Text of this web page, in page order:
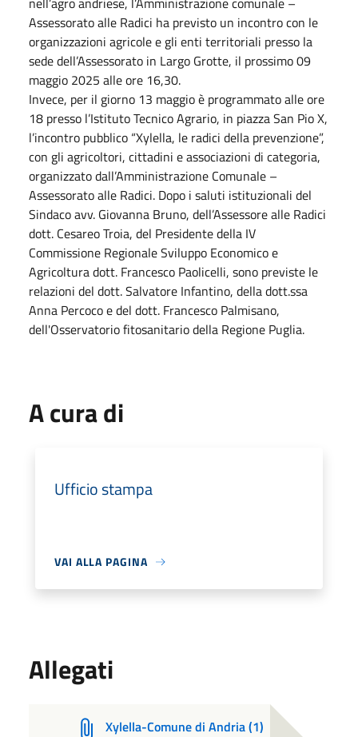
Assessorato alle Radici ha previsto un incontro con le
organizzazioni agricole e gli enti territoriali presso la
sede dell’Assessorato in Largo Grotte, il prossimo 09
maggio 2025 alle ore 16,30.
Invece, per il giorno 13 maggio è programmato alle ore
18 presso l’Istituto Tecnico Agrario, in piazza San Pio X,
l’incontro pubblico “Xylella, le radici della prevenzione”,
con gli agricoltori, cittadini e associazioni di categoria,
organizzato dall’Amministrazione Comunale –
Assessorato alle Radici. Dopo i saluti istituzionali del
Sindaco avv. Giovanna Bruno, dell’Assessore alle Radici
dott. Cesareo Troia, del Presidente della IV
Commissione Regionale Sviluppo Economico e
Agricoltura dott. Francesco Paolicelli, sono previste le
relazioni del dott. Salvatore Infantino, della dott.ssa
Anna Percoco e del dott. Francesco Palmisano,
dell'Osservatorio fitosanitario della Regione Puglia.
A cura di
Ufficio stampa
VAI ALLA PAGINA
Allegati
Xylella-Comune di Andria (1)